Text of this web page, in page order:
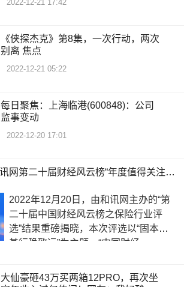
2022-12-21 17:42
《侠探杰克》第8集，一次行动，两次
别离 焦点
2022-12-21 05:22
每日聚焦：上海临港(600848)：公司
监事变动
2022-12-20 17:01
轻松保严选荣获和讯网第二十届财经风云榜“年度值得关注保险服务品牌”奖项|当前速看
2022年12月20日，由和讯网主办的“第
二十届中国财经风云榜之保险行业评
选”结果重磅揭晓，本次评选以“固本强
基行稳致远”为主题。“中国财经
大仙豪砸43万买两箱12PRO，再次坐